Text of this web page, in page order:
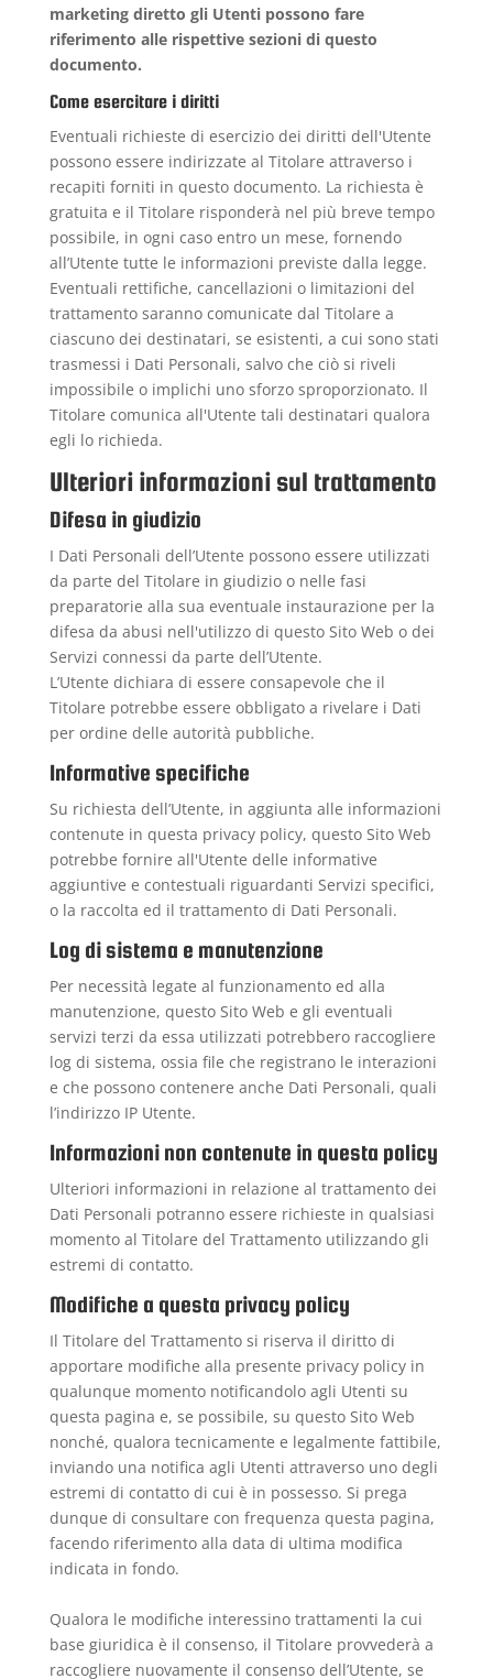
marketing diretto gli Utenti possono fare
riferimento alle rispettive sezioni di questo
documento.
Come esercitare i diritti
Eventuali richieste di esercizio dei diritti dell'Utente
possono essere indirizzate al Titolare attraverso i
recapiti forniti in questo documento. La richiesta è
gratuita e il Titolare risponderà nel più breve tempo
possibile, in ogni caso entro un mese, fornendo
all’Utente tutte le informazioni previste dalla legge.
Eventuali rettifiche, cancellazioni o limitazioni del
trattamento saranno comunicate dal Titolare a
ciascuno dei destinatari, se esistenti, a cui sono stati
trasmessi i Dati Personali, salvo che ciò si riveli
impossibile o implichi uno sforzo sproporzionato. Il
Titolare comunica all'Utente tali destinatari qualora
egli lo richieda.
Ulteriori informazioni sul trattamento
Difesa in giudizio
I Dati Personali dell’Utente possono essere utilizzati
da parte del Titolare in giudizio o nelle fasi
preparatorie alla sua eventuale instaurazione per la
difesa da abusi nell'utilizzo di questo Sito Web o dei
Servizi connessi da parte dell’Utente.
L’Utente dichiara di essere consapevole che il
Titolare potrebbe essere obbligato a rivelare i Dati
per ordine delle autorità pubbliche.
Informative specifiche
Su richiesta dell’Utente, in aggiunta alle informazioni
contenute in questa privacy policy, questo Sito Web
potrebbe fornire all'Utente delle informative
aggiuntive e contestuali riguardanti Servizi specifici,
o la raccolta ed il trattamento di Dati Personali.
Log di sistema e manutenzione
Per necessità legate al funzionamento ed alla
manutenzione, questo Sito Web e gli eventuali
servizi terzi da essa utilizzati potrebbero raccogliere
log di sistema, ossia file che registrano le interazioni
e che possono contenere anche Dati Personali, quali
l’indirizzo IP Utente.
Informazioni non contenute in questa policy
Ulteriori informazioni in relazione al trattamento dei
Dati Personali potranno essere richieste in qualsiasi
momento al Titolare del Trattamento utilizzando gli
estremi di contatto.
Modifiche a questa privacy policy
Il Titolare del Trattamento si riserva il diritto di
apportare modifiche alla presente privacy policy in
qualunque momento notificandolo agli Utenti su
questa pagina e, se possibile, su questo Sito Web
nonché, qualora tecnicamente e legalmente fattibile,
inviando una notifica agli Utenti attraverso uno degli
estremi di contatto di cui è in possesso. Si prega
dunque di consultare con frequenza questa pagina,
facendo riferimento alla data di ultima modifica
indicata in fondo.
Qualora le modifiche interessino trattamenti la cui
base giuridica è il consenso, il Titolare provvederà a
raccogliere nuovamente il consenso dell’Utente, se